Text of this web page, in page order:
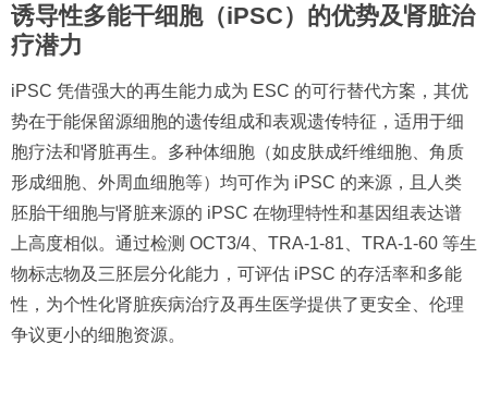
诱导性多能干细胞（iPSC）的优势及肾脏治
疗潜力
iPSC 凭借强大的再生能力成为 ESC 的可行替代方案，其优
势在于能保留源细胞的遗传组成和表观遗传特征，适用于细
胞疗法和肾脏再生。多种体细胞（如皮肤成纤维细胞、角质
形成细胞、外周血细胞等）均可作为 iPSC 的来源，且人类
胚胎干细胞与肾脏来源的 iPSC 在物理特性和基因组表达谱
上高度相似。通过检测 OCT3/4、TRA-1-81、TRA-1-60 等生
物标志物及三胚层分化能力，可评估 iPSC 的存活率和多能
性，为个性化肾脏疾病治疗及再生医学提供了更安全、伦理
争议更小的细胞资源。